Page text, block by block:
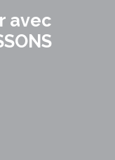
avec